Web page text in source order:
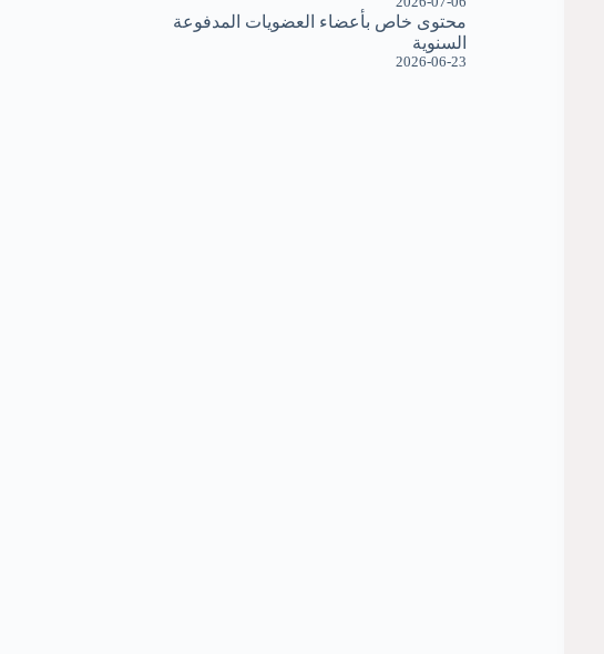
محتوى خاص بأعضاء العضويات المدفوعة
السنوية
2026-06-23